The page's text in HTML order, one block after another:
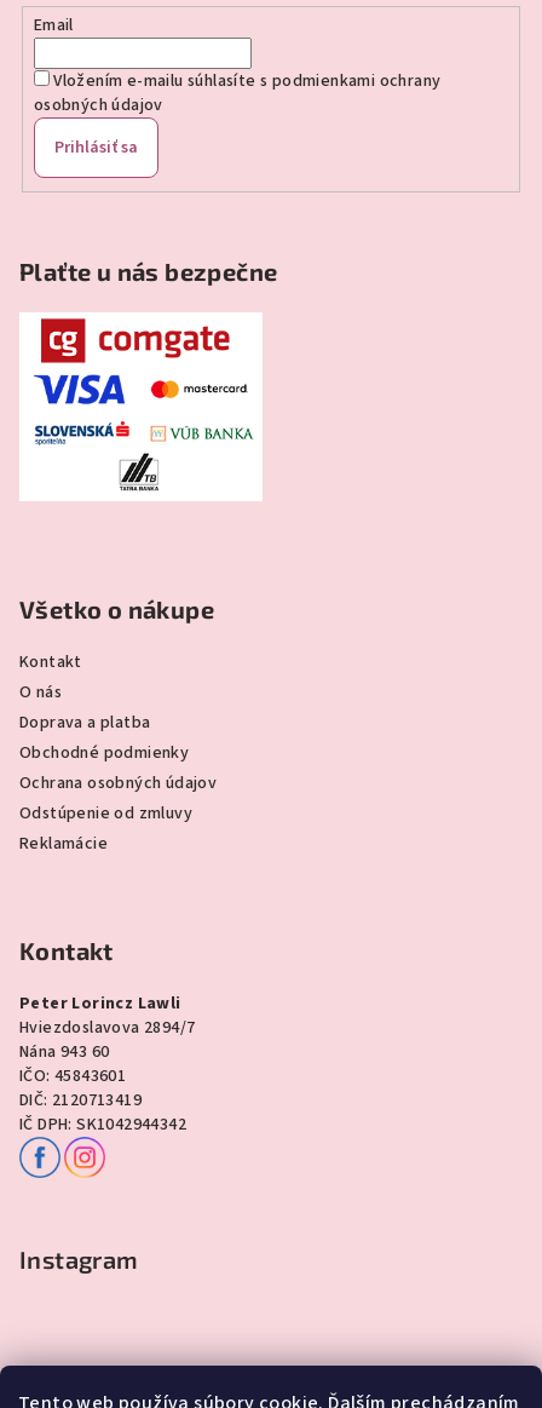
Email
Vložením e-mailu súhlasíte s podmienkami ochrany
osobných údajov
Prihlásiť sa
Plaťte u nás bezpečne
Všetko o nákupe
Kontakt
O nás
Doprava a platba
Obchodné podmienky
Ochrana osobných údajov
Odstúpenie od zmluvy
Reklamácie
Kontakt
Peter Lorincz Lawli
Hviezdoslavova 2894/7
Nána 943 60
IČO: 45843601
DIČ: 2120713419
IČ DPH: SK1042944342
Instagram